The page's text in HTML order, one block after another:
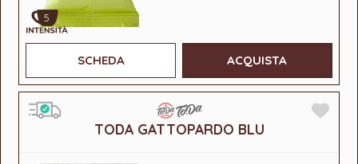
5
SCHEDA ACQUISTA
TODA GATTOPARDO BLU